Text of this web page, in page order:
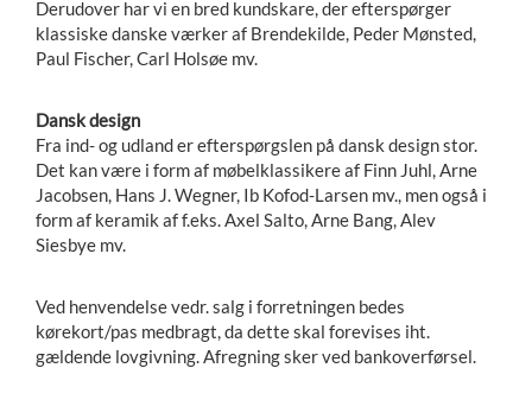
Derudover har vi en bred kundskare, der efterspørger
klassiske danske værker af Brendekilde, Peder Mønsted,
Paul Fischer, Carl Holsøe mv.
Dansk design
Fra ind- og udland er efterspørgslen på dansk design stor.
Det kan være i form af møbelklassikere af Finn Juhl, Arne
Jacobsen, Hans J. Wegner, Ib Kofod-Larsen mv., men også i
form af keramik af f.eks. Axel Salto, Arne Bang, Alev
Siesbye mv.
Ved henvendelse vedr. salg i forretningen bedes
kørekort/pas medbragt, da dette skal forevises iht.
gældende lovgivning. Afregning sker ved bankoverførsel.